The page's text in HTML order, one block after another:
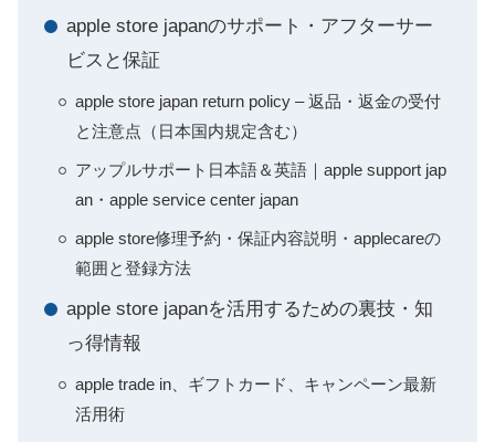
apple store japanのサポート・アフターサー
ビスと保証
apple store japan return policy – 返品・返金の受付
と注意点（日本国内規定含む）
アップルサポート日本語＆英語｜apple support jap
an・apple service center japan
apple store修理予約・保証内容説明・applecareの
範囲と登録方法
apple store japanを活用するための裏技・知
っ得情報
apple trade in、ギフトカード、キャンペーン最新
活用術